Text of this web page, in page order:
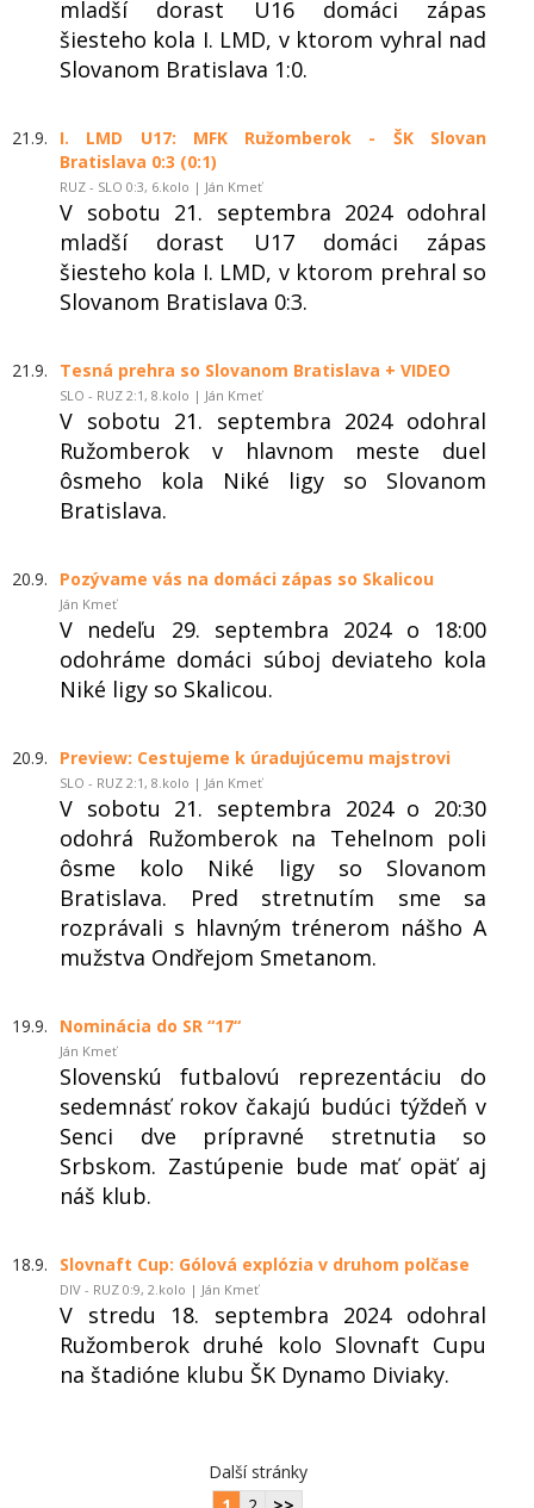
mladší dorast U16 domáci zápas
šiesteho kola I. LMD, v ktorom vyhral nad
Slovanom Bratislava 1:0.
21.9.
I. LMD U17: MFK Ružomberok - ŠK Slovan
Bratislava 0:3 (0:1)
RUZ - SLO 0:3, 6.kolo | Ján Kmeť
V sobotu 21. septembra 2024 odohral
mladší dorast U17 domáci zápas
šiesteho kola I. LMD, v ktorom prehral so
Slovanom Bratislava 0:3.
21.9. Tesná prehra so Slovanom Bratislava + VIDEO
SLO - RUZ 2:1, 8.kolo | Ján Kmeť
V sobotu 21. septembra 2024 odohral
Ružomberok v hlavnom meste duel
ôsmeho kola Niké ligy so Slovanom
Bratislava.
20.9. Pozývame vás na domáci zápas so Skalicou
Ján Kmeť
V nedeľu 29. septembra 2024 o 18:00
odohráme domáci súboj deviateho kola
Niké ligy so Skalicou.
20.9. Preview: Cestujeme k úradujúcemu majstrovi
SLO - RUZ 2:1, 8.kolo | Ján Kmeť
V sobotu 21. septembra 2024 o 20:30
odohrá Ružomberok na Tehelnom poli
ôsme kolo Niké ligy so Slovanom
Bratislava. Pred stretnutím sme sa
rozprávali s hlavným trénerom nášho A
mužstva Ondřejom Smetanom.
19.9. Nominácia do SR “17“
Ján Kmeť
Slovenskú futbalovú reprezentáciu do
sedemnásť rokov čakajú budúci týždeň v
Senci dve prípravné stretnutia so
Srbskom. Zastúpenie bude mať opäť aj
náš klub.
18.9. Slovnaft Cup: Gólová explózia v druhom polčase
DIV - RUZ 0:9, 2.kolo | Ján Kmeť
V stredu 18. septembra 2024 odohral
Ružomberok druhé kolo Slovnaft Cupu
na štadióne klubu ŠK Dynamo Diviaky.
Další stránky